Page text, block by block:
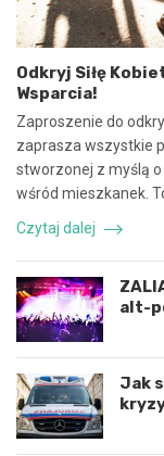
s
p
ó
ł
p
r
c
ę
i
k
o
o
r
d
y
n
a
c
j
ę
r
p
i
e
c
z
n
z
d
a
r
z
e
n
i
e
d
r
o
g
o
w
Odkryj Siłę
Wsparcia!
Zaproszenie do
zaprasza wszystkie
stworzonej z myślą
wśród mieszkanek.
Czytaj dalej
alt-
Jak